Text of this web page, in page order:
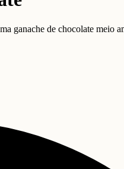
ganache de chocolate meio